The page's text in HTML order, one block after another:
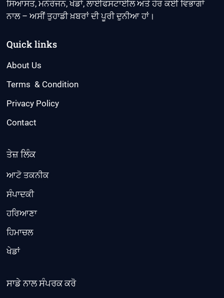
ਸਿਆਸਤ, ਮਨੋਰੰਜਨ, ਖੇਡਾਂ, ਲਾਈਫਸਟਾਈਲ ਅਤੇ ਹੋਰ ਕਈ ਵਿਭਾਗਾਂ
ਨਾਲ – ਅਸੀਂ ਤੁਹਾਡੀ ਖ਼ਬਰਾਂ ਦੀ ਪੂਰੀ ਦੁਨੀਆ ਹਾਂ।
Quick links
About Us
Terms & Condition
Privacy Policy
Contact
ਤੇਜ਼ ਲਿੰਕ
ਆਟੋ ਤਕਨੀਕ
ਸੰਪਾਦਕੀ
ਹਰਿਆਣਾ
ਹਿਮਾਚਲ
ਖੇਡਾਂ
ਸਾਡੇ ਨਾਲ ਸੰਪਰਕ ਕਰੋ